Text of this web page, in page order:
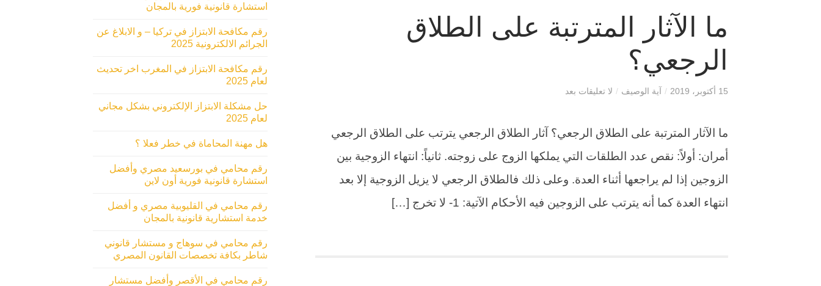
ما الآثار المترتبة على الطلاق
الرجعي؟
15 أكتوبر، 2019 / آية الوصيف / لا تعليقات بعد
ما الآثار المترتبة على الطلاق الرجعي؟ آثار الطلاق الرجعي يترتب على الطلاق الرجعي
أمران: أولاً: نقص عدد الطلقات التي يملكها الزوج على زوجته. ثانياً: انتهاء الزوجية بين
الزوجين إذا لم يراجعها أثناء العدة. وعلى ذلك فالطلاق الرجعي لا يزيل الزوجية إلا بعد
انتهاء العدة كما أنه يترتب على الزوجين فيه الأحكام الآتية: 1- لا تخرج […]
استشارة قانونية فورية بالمجان
رقم مكافحة الابتزاز في تركيا – و الابلاغ عن
الجرائم الالكترونية 2025
رقم مكافحة الابتزاز في المغرب اخر تحديث
لعام 2025
حل مشكلة الابتزاز الإلكتروني بشكل مجاني
لعام 2025
هل مهنة المحاماة في خطر فعلا ؟
رقم محامي في بورسعيد مصري وأفضل
استشارة قانونية فورية أون لاين
رقم محامي في القليوبية مصري و أفضل
خدمة استشارية قانونية بالمجان
رقم محامي في سوهاج و مستشار قانوني
شاطر بكافة تخصصات القانون المصري
رقم محامي في الأقصر وأفضل مستشار